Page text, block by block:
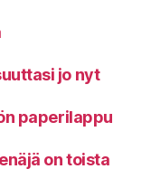
jo nyt
paperilappu
on toista